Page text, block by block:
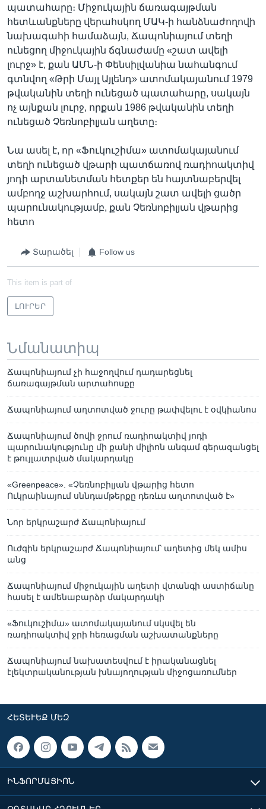
պատահարը։ Միջուկային ճառագայթման
հետևանքները վերահսկող ՄԱԿ-ի հանձնաժողովի
նախագահի համաձայն, Ճապոնիայում տեղի
ունեցող միջուկային ճգնաժամը «շատ ավելի
լուրջ» է, քան ԱՄՆ-ի Փենսիլվանիա նահանգում
գտնվող «Թրի Մայլ Այլենդ» ատոմակայանում 1979
թվականին տեղի ունեցած պատահարը, սակայն
ոչ այնքան լուրջ, որքան 1986 թվականին տեղի
ունեցած Չեռնոբիլյան աղետը։
Նա ասել է, որ «Ֆուկուշիմա» ատոմակայանում
տեղի ունեցած վթարի պատճառով ռադիոակտիվ
յոդի արտանետման հետքեր են հայտնաբերվել
ամբողջ աշխարհում, սակայն շատ ավելի ցածր
պարունակությամբ, քան Չեռնոբիլյան վթարից
հետո
Տարածել Follow us
This item is part of
ԼՈՒՐԵՐ
Նմանատիպ
Ճապոնիայում չի հաջողվում դադարեցնել
ճառագայթման արտահոսքը
Ճապոնիայում աղտոտված ջուրը թափվելու է օվկիանոս
Ճապոնիայում ծովի ջրում ռադիոակտիվ յոդի
պարունակությունը մի քանի միլիոն անգամ գերազանցել
է թույլատրված մակարդակը
«Greenpeace». «Չեռնոբիլյան վթարից հետո
Ուկրաինայում սննդամթերքը դեռևս աղտոտված է»
Նոր երկրաշարժ Ճապոնիայում
Ուժգին երկրաշարժ Ճապոնիայում՝ աղետից մեկ ամիս
անց
Ճապոնիայում միջուկային աղետի վտանգի աստիճանը
հասել է ամենաբարձր մակարդակի
«Ֆուկուշիմա» ատոմակայանում սկսվել են
ռադիոակտիվ ջրի հեռացման աշխատանքները
Ճապոնիայում նախատեսվում է իրականացնել
էլեկտրականության խնայողության միջոցառումներ
ՀԵՏԵՒԵՔ ՄԵԶ
ԻՆՖՈՐՄԱՑԻՈՆ